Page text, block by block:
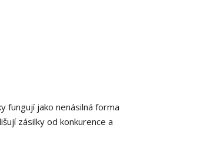
fungují jako nenásilná forma
zásilky od konkurence a